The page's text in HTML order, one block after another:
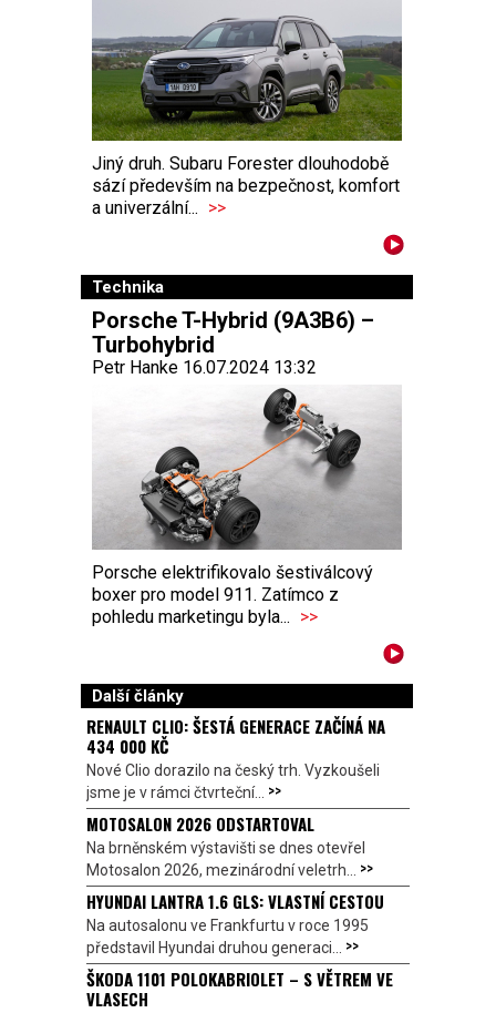
Jiný druh. Subaru Forester dlouhodobě
sází především na bezpečnost, komfort
a univerzální... >>
Technika
Porsche T-Hybrid (9A3B6) –
Turbohybrid
Petr Hanke 16.07.2024 13:32
Porsche elektrifikovalo šestiválcový
boxer pro model 911. Zatímco z
pohledu marketingu byla... >>
Další články
RENAULT CLIO: ŠESTÁ GENERACE ZAČÍNÁ NA
434 000 KČ
Nové Clio dorazilo na český trh. Vyzkoušeli
jsme je v rámci čtvrteční... >>
MOTOSALON 2026 ODSTARTOVAL
Na brněnském výstavišti se dnes otevřel
Motosalon 2026, mezinárodní veletrh... >>
HYUNDAI LANTRA 1.6 GLS: VLASTNÍ CESTOU
Na autosalonu ve Frankfurtu v roce 1995
představil Hyundai druhou generaci... >>
ŠKODA 1101 POLOKABRIOLET – S VĚTREM VE
VLASECH